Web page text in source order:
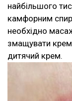
найбільшого
камфорним
необхідно
змащувати
дитячий крем.